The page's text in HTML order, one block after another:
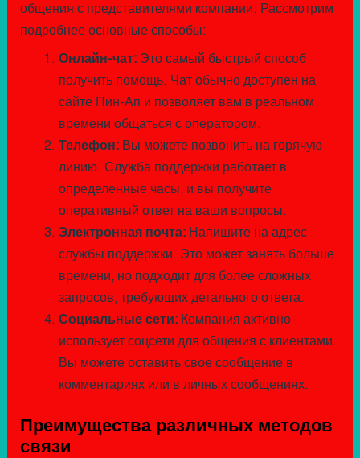
общения с представителями компании. Рассмотрим
подробнее основные способы:
Онлайн-чат:Это самый быстрый способ
получить помощь. Чат обычно доступен на
сайте Пин-Ап и позволяет вам в реальном
времени общаться с оператором.
Телефон:Вы можете позвонить на горячую
линию. Служба поддержки работает в
определенные часы, и вы получите
оперативный ответ на ваши вопросы.
Электронная почта:Напишите на адрес
службы поддержки. Это может занять больше
времени, но подходит для более сложных
запросов, требующих детального ответа.
Социальные сети:Компания активно
использует соцсети для общения с клиентами.
Вы можете оставить свое сообщение в
комментариях или в личных сообщениях.
Преимущества различных методов
связи